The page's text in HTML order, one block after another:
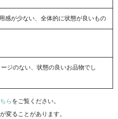
感が少ない、全体的に状態が良いもの
ジのない、状態の良いお品物でし
ら をご覧ください。
変ることがあります。